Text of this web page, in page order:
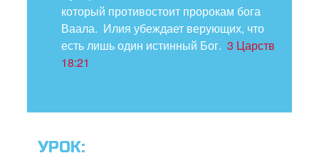
который противостоит пророкам бога
Ваала. Илия убеждает верующих, что
есть лишь один истинный Бог. 3 Царств
18:21
УРОК: